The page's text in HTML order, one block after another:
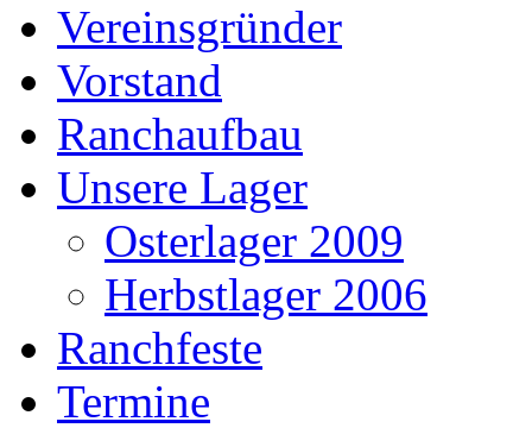
Vereinsgründer
Vorstand
Ranchaufbau
Unsere Lager
Osterlager 2009
Herbstlager 2006
Ranchfeste
Termine